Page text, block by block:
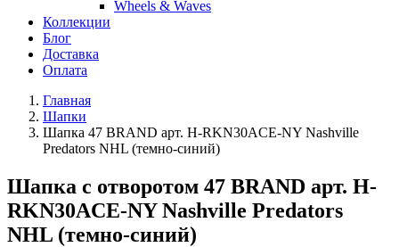
Wheels & Waves
Коллекции
Блог
Доставка
Оплата
Главная
Шапки
Шапка 47 BRAND арт. H-RKN30ACE-NY Nashville
Predators NHL (темно-синий)
Шапка с отворотом 47 BRAND арт. H-
RKN30ACE-NY Nashville Predators
NHL (темно-синий)